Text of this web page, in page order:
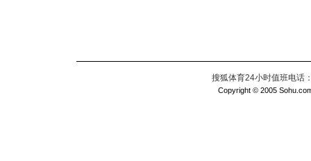
搜狐体育24小时值班电话
Copyright © 2005